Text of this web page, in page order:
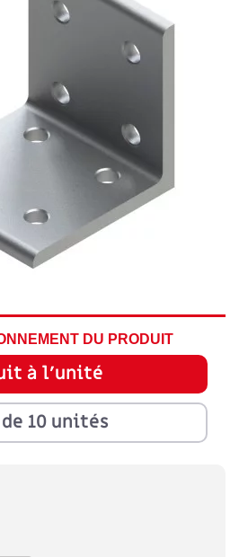
DU PRODUIT
à l'unité
10 unités